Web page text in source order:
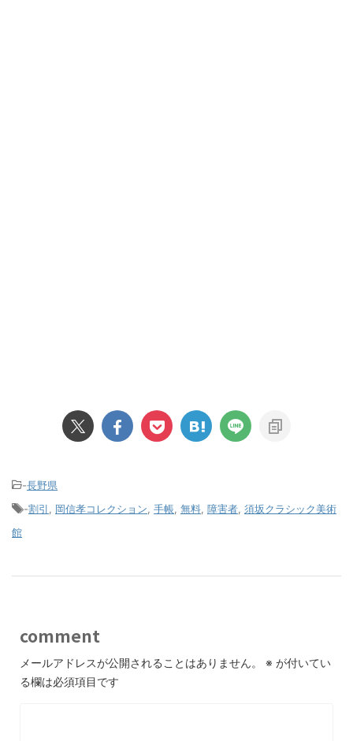
-長野県
-割引 岡信孝コレクション 手帳 無料 障害者 須坂クラシック美術
館
comment
メールアドレスが公開されることはありません。 ※ が付いてい
る欄は必須項目です